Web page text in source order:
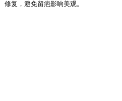
修复，避免留疤影响美观。